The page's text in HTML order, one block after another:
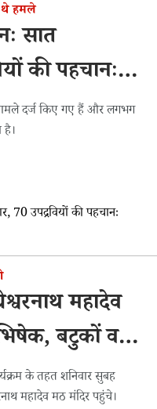
थे हमले
सात
की पहचानः
दर्ज किए गए हैं और लगभग
है।
महादेव
बटुकों व
के तहत शनिवार सुबह
महादेव मठ मंदिर पहुंचे।